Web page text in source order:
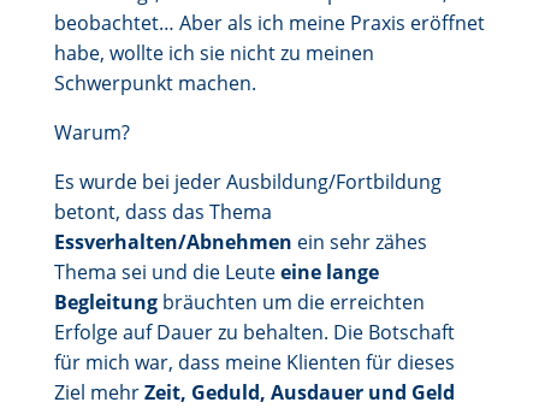
beobachtet… Aber als ich meine Praxis eröffnet
habe, wollte ich sie nicht zu meinen
Schwerpunkt machen.
Warum?
Es wurde bei jeder Ausbildung/Fortbildung
betont, dass das Thema
Essverhalten/Abnehmen ein sehr zähes
Thema sei und die Leuteeine lange
Begleitungbräuchten um die erreichten
Erfolge auf Dauer zu behalten. Die Botschaft
für mich war, dass meine Klienten für dieses
Ziel mehrZeit, Geduld, Ausdauer und Geld